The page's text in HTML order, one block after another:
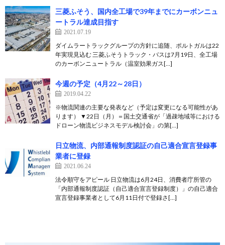
三菱ふそう、国内全工場で39年までにカーボンニュ
ートラル達成目指す
2021.07.19
ダイムラートラックグループの方針に追随、ポルトガルは22
年実現見込む 三菱ふそうトラック・バスは7月19日、全工場
のカーボンニュートラル（温室効果ガス[…]
今週の予定（4月22～28日）
2019.04.22
※物流関連の主要な発表など（予定は変更になる可能性があ
ります） ▼22日（月）＝国土交通省が「過疎地域等における
ドローン物流ビジネスモデル検討会」の第[…]
日立物流、内部通報制度認証の自己適合宣言登録事
業者に登録
2021.06.24
法令順守をアピール 日立物流は6月24日、消費者庁所管の
「内部通報制度認証（自己適合宣言登録制度）」の自己適合
宣言登録事業者として6月11日付で登録さ[…]